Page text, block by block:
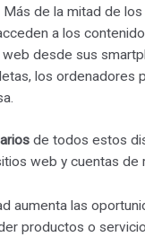
Más de la mitad de
a los
desde sus
los ordenadores
de todos estos
web y cuentas de
aumenta las
productos o